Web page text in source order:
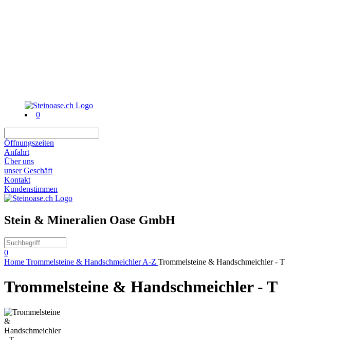
0
Öffnungszeiten
Anfahrt
Über uns
unser Geschäft
Kontakt
Kundenstimmen
Stein & Mineralien Oase GmbH
0
Home Trommelsteine & Handschmeichler A-Z Trommelsteine & Handschmeichler - T
Trommelsteine & Handschmeichler - T